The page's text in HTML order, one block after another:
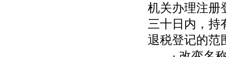
机关办理注册
三十日内，持
退税登记的范